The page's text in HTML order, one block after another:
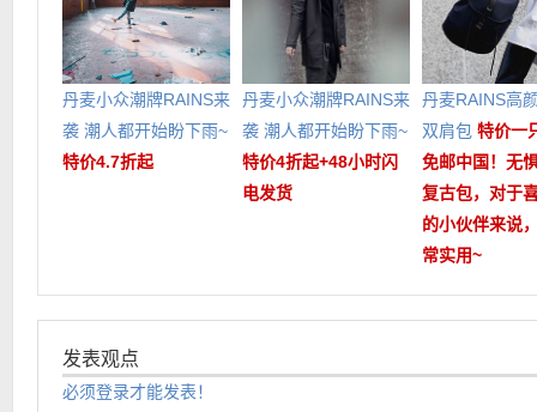
丹麦小众潮牌RAINS来
袭 潮人都开始盼下雨~
特价4.7折起
丹麦小众潮牌RAINS来
袭 潮人都开始盼下雨~
特价4折起+48小时闪
电发货
丹麦RAINS高
双肩包 特价一
免邮中国！无
复古包，对于
的小伙伴来说
常实用~
发表观点
必须登录才能发表！